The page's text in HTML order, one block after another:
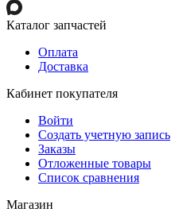
Каталог запчастей
Оплата
Доставка
Кабинет покупателя
Войти
Создать учетную запись
Заказы
Отложенные товары
Список сравнения
Магазин